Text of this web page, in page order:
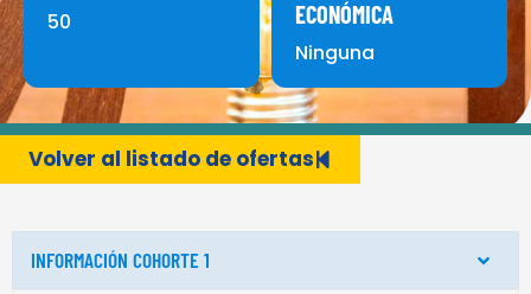
50
ECONÓMICA
Ninguna
Volver al listado de ofertas
INFORMACIÓN COHORTE 1